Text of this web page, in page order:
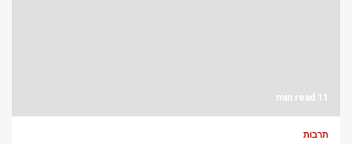
11 min read
תרבות